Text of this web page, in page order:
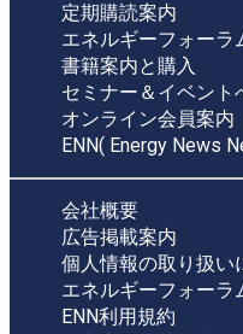
定期購読案内
エネルギーフォーラ
書籍案内と購入
セミナー＆イベント
オンライン会員案内
ENN( Energy News
会社概要
広告掲載案内
個人情報の取り扱い
エネルギーフォーラ
ENN利用規約